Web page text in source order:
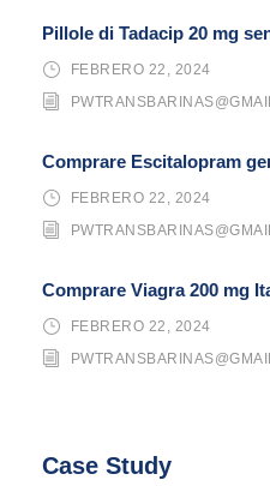
Pillole di Tadacip 20 mg
FEBRERO 22, 2024
Comprare Escitalopram
FEBRERO 22, 2024
Comprare Viagra 200 mg
FEBRERO 22, 2024
Case Study